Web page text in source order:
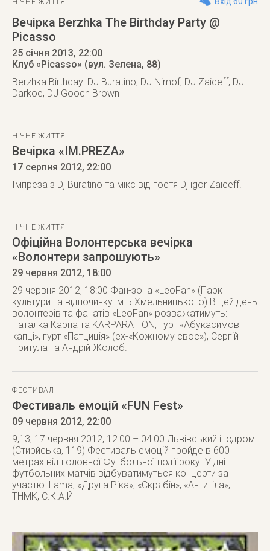
НІЧНЕ ЖИТТЯ
Вечірка Berzhka The Birthday Party @
Picasso
25 січня 2013, 22:00
Клуб «Picasso» (вул. Зелена, 88)
Berzhka Birthday: DJ Buratino, DJ Nimof, DJ Zaiceff, DJ
Darkoe, DJ Gooch Brown
НІЧНЕ ЖИТТЯ
Вечірка «IM.PREZA»
17 серпня 2012, 22:00
Імпреза з Dj Buratino та мікс від гостя Dj igor Zaiceff.
НІЧНЕ ЖИТТЯ
Офіційна Волонтерська вечірка
«Волонтери запрошують»
29 червня 2012, 18:00
29 червня 2012, 18:00 Фан-зона «LeoFan» (Парк
культури та відпочинку ім.Б.Хмельницького) В цей день
волонтерів та фанатів «LeoFan» розважатимуть:
Наталка Карпа та KARPARATION, гурт «Абукасимові
капці», гурт «Патциція» (ex-«Кожному своє»), Сергій
Притула та Андрій Жолоб.
ФЕСТИВАЛІ
Фестиваль емоцій «FUN Fest»
09 червня 2012, 22:00
9,13, 17 червня 2012, 12:00 – 04:00 Львівський іподром
(Стирйська, 119) Фестиваль емоцій пройде в 600
метрах від головної Футбольної події року. У дні
футбольних матчів відбуватимуться концерти за
участю: Lama, «Друга Ріка», «Скрябін», «Антитіла»,
ТНМК, С.К.А.Й